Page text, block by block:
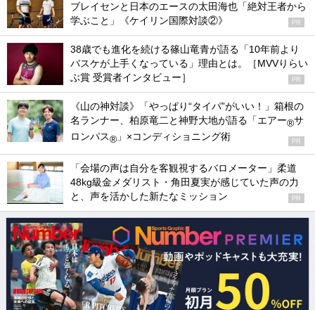
ブレイセンと日本のエースの太田海也「絶対王者から
学ぶこと」《ケイリン国際対談②》
PR
38歳でも進化を続ける篠山竜青が語る「10年前より
バスケが上手くなっている」理由とは。［MVVりらい
ぶ賞 受賞者インタビュー］
PR
《山の神対談》「やっぱり“タイパ”がいい！」箱根の
名ランナー、柏原竜二と神野大地が語る「エアー®サ
ロンパス® 」×コンディショニング術 PR
「会場の声は自分を客観視するバロメーター」柔道
48kg級金メダリスト・角田夏実が感じていた声の力
と、声を活かした新たなミッション
PR